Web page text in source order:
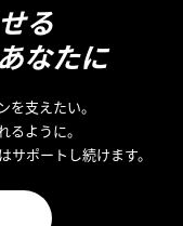
る
なたに
を支えたい。
ように。
ポートし続けます。